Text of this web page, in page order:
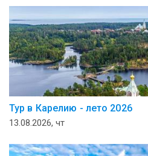
Тур в Карелию - лето 2026
13.08.2026, чт